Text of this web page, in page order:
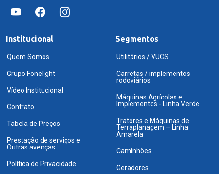
Institucional
Quem Somos
Grupo Fonelight
Vídeo Institucional
Contrato
Tabela de Preços
Prestação de serviços e
Outras avenças
Política de Privacidade
Segmentos
Utilitários / VUCS
Carretas / implementos
rodoviários
Máquinas Agrícolas e
Implementos - Linha Verde
Tratores e Máquinas de
Terraplanagem – Linha
Amarela
Caminhões
Geradores